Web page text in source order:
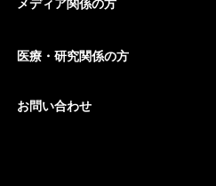
医療・研究関係の方
お問い合わせ